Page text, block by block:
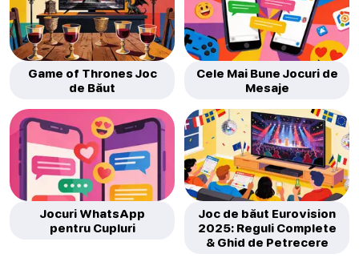
Game of Thrones Joc
de Băut
Cele Mai Bune Jocuri de
Mesaje
Jocuri WhatsApp
pentru Cupluri
Joc de băut Eurovision
2025: Reguli Complete
& Ghid de Petrecere